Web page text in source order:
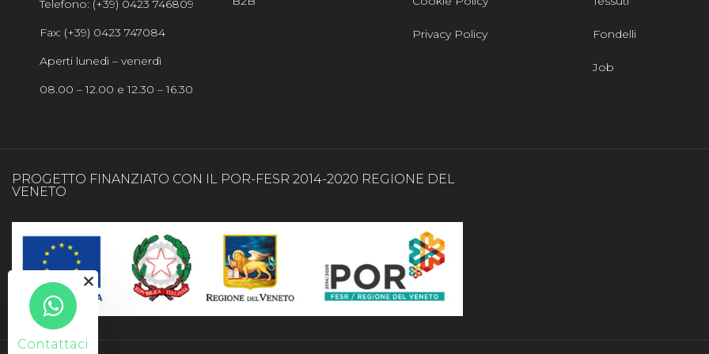
Contattaci
Telefono: (+39) 0423 746809
Fax: (+39) 0423 747084
Aperti lunedì – venerdì
08.00 – 12.00 e 12.30 – 16.30
Privacy Policy Fondelli
Job
PROGETTO FINANZIATO CON IL POR-FESR 2014-2020 REGIONE DEL
VENETO